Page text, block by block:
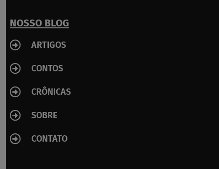
k
-
NOSSO BLOG
ARTIGOS
CONTOS
CRÔNICAS
SOBRE
CONTATO